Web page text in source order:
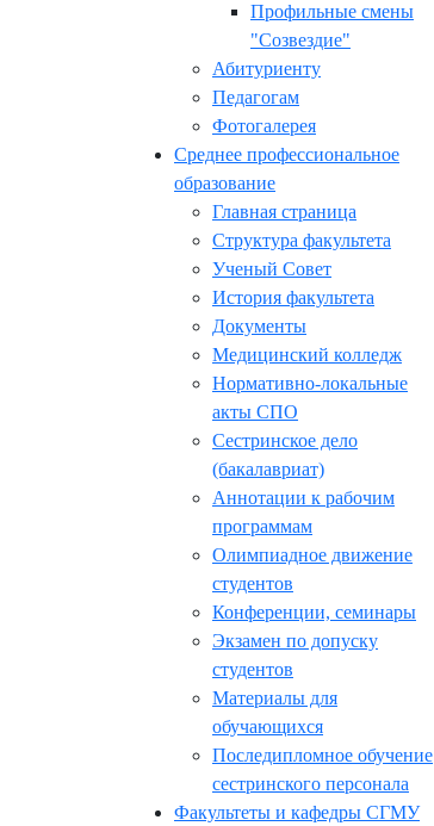
Профильные смены
"Созвездие"
Абитуриенту
Педагогам
Фотогалерея
Среднее профессиональное
образование
Главная страница
Структура факультета
Ученый Совет
История факультета
Документы
Медицинский колледж
Нормативно-локальные
акты СПО
Сестринское дело
(бакалавриат)
Аннотации к рабочим
программам
Олимпиадное движение
студентов
Конференции, семинары
Экзамен по допуску
студентов
Материалы для
обучающихся
Последипломное обучение
сестринского персонала
Факультеты и кафедры СГМУ